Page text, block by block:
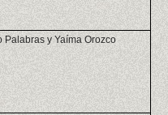
Palabras y Yaíma Orozco